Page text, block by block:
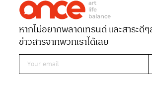
เรื่อง จิรารัชต์ ประเสริฐลาภ
ภาพฉัตรชัย มาตยภูธร
Date 18-07-2022Views
หากไม่อยากพลาดเทรนด์ และสาระดีๆ
ข่าวสารจากพวกเราได้เลย